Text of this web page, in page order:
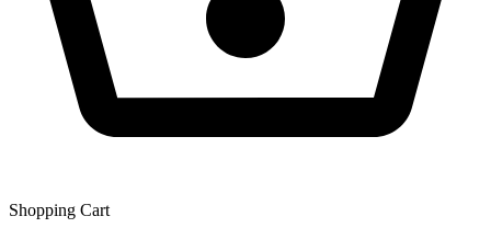
Shopping Сart